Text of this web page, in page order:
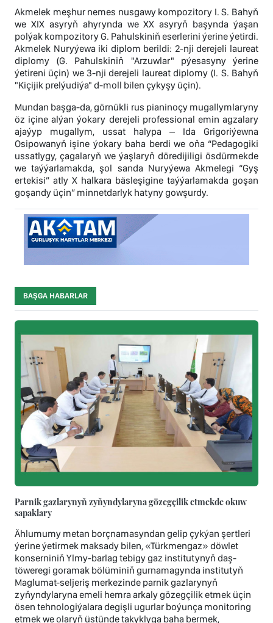
Akmelek meşhur nemes nusgawy kompozitory I. S. Bahyň
we XIX asyryň ahyrynda we XX asyryň başynda ýaşan
polýak kompozitory G. Pahulskiniň eserlerini ýerine ýetirdi.
Akmelek Nuryýewa iki diplom berildi: 2-nji derejeli laureat
diplomy (G. Pahulskiniň "Arzuwlar" pýesasyny ýerine
ýetireni üçin) we 3-nji derejeli laureat diplomy (I. S. Bahyň
"Kiçijik prelýudiýa" d-moll bilen çykyşy üçin).
Mundan başga-da, görnükli rus pianinoçy mugallymlaryny
öz içine alýan ýokary derejeli professional emin agzalary
ajaýyp mugallym, ussat halypa – Ida Grigoriýewna
Osipowanyň işine ýokary baha berdi we oňa “Pedagogiki
ussatlygy, çagalaryň we ýaşlaryň döredijiligi ösdürmekde
we taýýarlamakda, şol sanda Nuryýewa Akmelegi “Gyş
ertekisi” atly X halkara bäsleşigine taýýarlamakda goşan
goşandy üçin” minnetdarlyk hatyny gowşurdy.
BAŞGA HABARLAR
Parnik gazlarynyň zyňyndylaryna gözegçilik etmekde okuw
sapaklary
Ählumumy metan borçnamasyndan gelip çykýan şertleri
ýerine ýetirmek maksady bilen, «Türkmengaz» döwlet
konserniniň Ylmy-barlag tebigy gaz institutynyň daş-
töweregi goramak bölüminiň gurnamagynda institutyň
Maglumat-seljeriş merkezinde parnik gazlarynyň
zyňyndylaryna emeli hemra arkaly gözegçilik etmek üçin
ösen tehnologiýalara degişli ugurlar boýunça monitoring
etmek we olaryň üstünde takyklyga baha bermek,